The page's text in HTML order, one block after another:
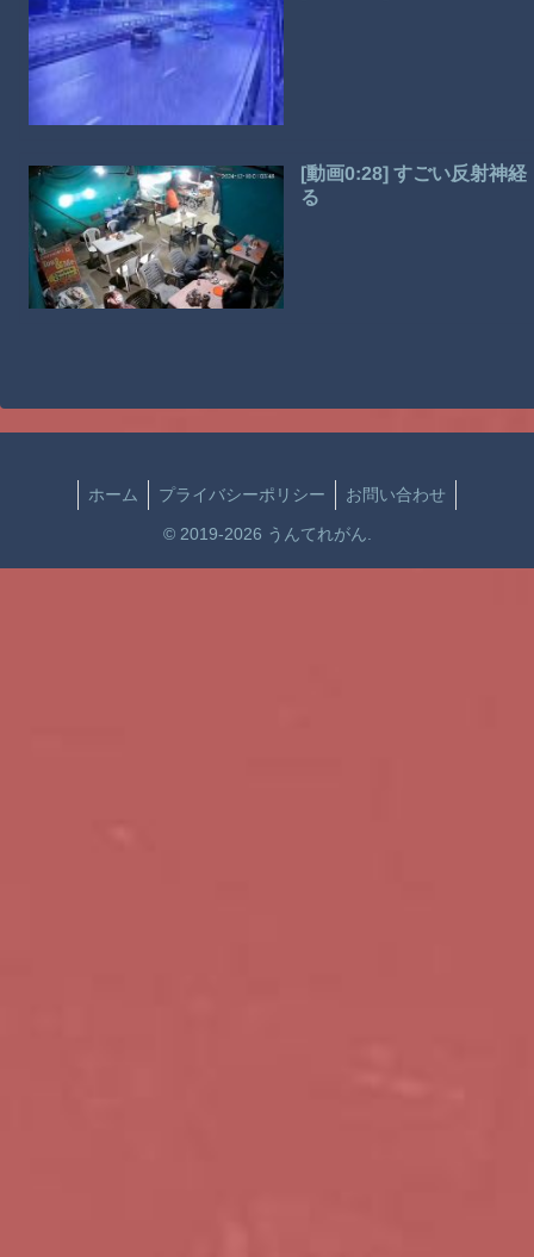
[動画0:28] すごい反射神
る
ホーム プライバシーポリシー お問い合わせ
© 2019-2026 うんてれがん.